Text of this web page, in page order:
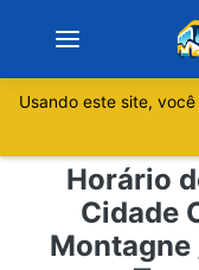
Sobre
Minas Gerais
Usando este site,
Horário
Cidade